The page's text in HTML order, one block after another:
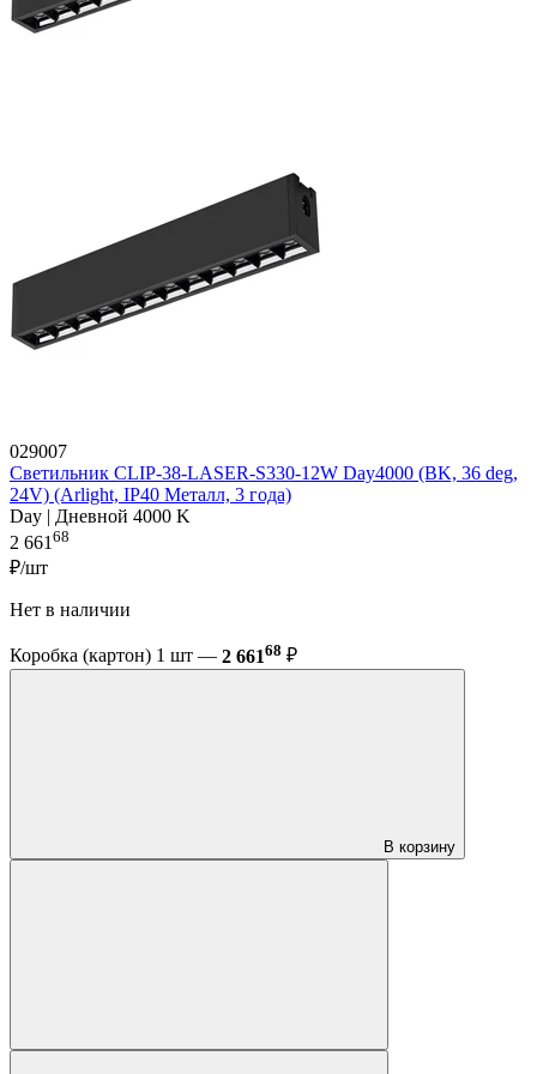
029007
Светильник CLIP-38-LASER-S330-12W Day4000 (BK, 36 deg,
24V) (Arlight, IP40 Металл, 3 года)
Day | Дневной 4000 K
2 66168
₽/шт
Нет в наличии
Коробка (картон) 1 шт — 2 66168 ₽
В корзину